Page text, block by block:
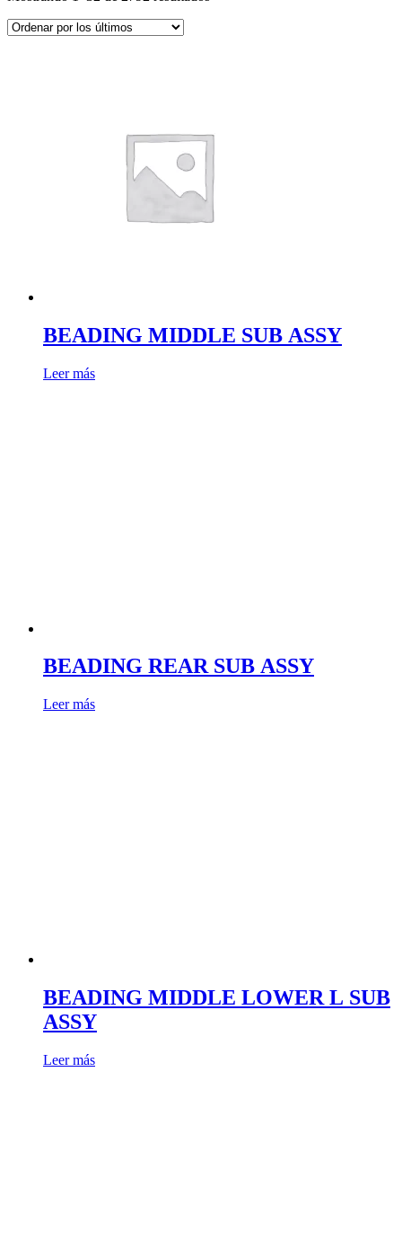
BEADING MIDDLE SUB ASSY
Leer más
BEADING REAR SUB ASSY
Leer más
BEADING MIDDLE LOWER L SUB
ASSY
Leer más